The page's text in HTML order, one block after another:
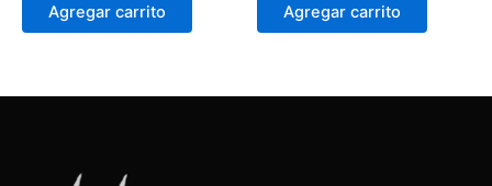
Agregar carrito Agregar carrito